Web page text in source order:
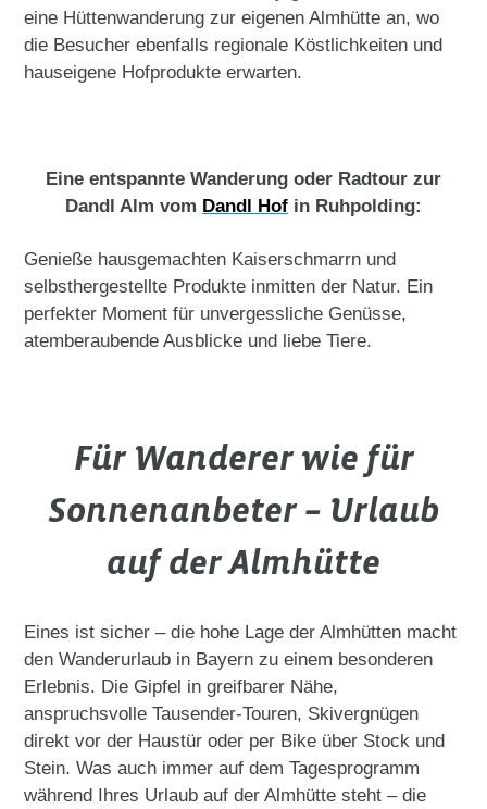
eine Hüttenwanderung zur eigenen Almhütte an, wo
die Besucher ebenfalls regionale Köstlichkeiten und
hauseigene Hofprodukte erwarten.
Eine entspannte Wanderung oder Radtour zur
Dandl Alm vom Dandl Hof in Ruhpolding:
Genieße hausgemachten Kaiserschmarrn und
selbsthergestellte Produkte inmitten der Natur. Ein
perfekter Moment für unvergessliche Genüsse,
atemberaubende Ausblicke und liebe Tiere.
Für Wanderer wie für
Sonnenanbeter – Urlaub
auf der Almhütte
Eines ist sicher – die hohe Lage der Almhütten macht
den Wanderurlaub in Bayern zu einem besonderen
Erlebnis. Die Gipfel in greifbarer Nähe,
anspruchsvolle Tausender-Touren, Skivergnügen
direkt vor der Haustür oder per Bike über Stock und
Stein. Was auch immer auf dem Tagesprogramm
während Ihres Urlaub auf der Almhütte steht – die